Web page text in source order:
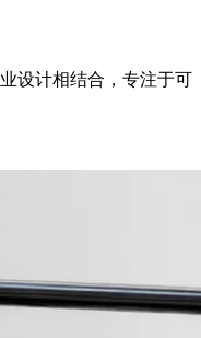
设计相结合，专注于可